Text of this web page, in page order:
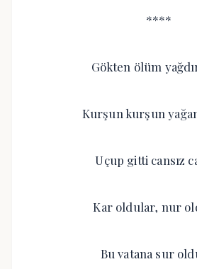
****
Gökten ölüm
Kurşun kurşun
Uçup gitti cansız
Kar oldular, nur
Bu vatana sur